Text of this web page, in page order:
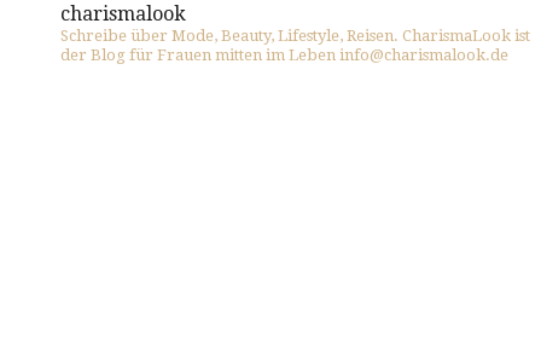
charismalook
Schreibe über Mode, Beauty, Lifestyle, Reisen. CharismaLook ist
der Blog für Frauen mitten im Leben info@charismalook.de